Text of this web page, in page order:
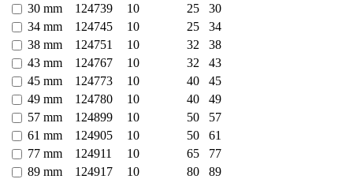
30 mm
124739 10 25
30
34 mm
124745 10 25
34
38 mm
124751 10 32
38
43 mm
124767 10 32
43
45 mm
124773 10 40
45
49 mm
124780 10 40
49
57 mm
124899 10 50
57
61 mm
124905 10 50
61
77 mm
124911 10 65
77
89 mm
124917 10 80
89